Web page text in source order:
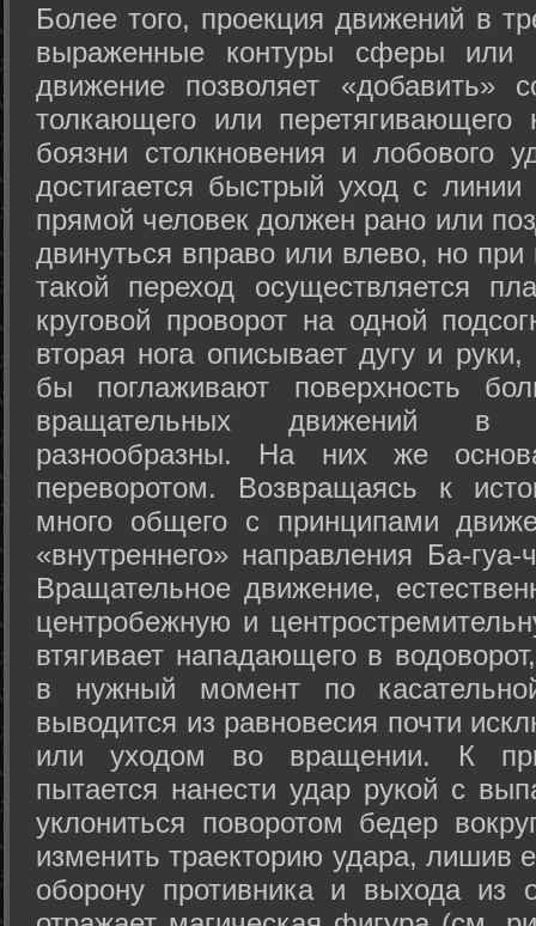
Более того, проекция движений в
выраженные контуры сферы или
движение позволяет «добавить»
толкающего или перетягивающего
боязни столкновения и лобового
достигается быстрый уход с
прямой человек должен рано или
двинуться вправо или влево, но
такой переход осуществляется
круговой проворот на одной
вторая нога описывает дугу и
бы поглаживают поверхность
вращательных движений в
разнообразны. На них же
переворотом. Возвращаясь к
много общего с принципами
«внутреннего» направления Ба-
Вращательное движение,
центробежную и
втягивает нападающего в
в нужный момент по
выводится из равновесия почти
или уходом во вращении. К
пытается нанести удар рукой с
уклониться поворотом бедер
изменить траекторию удара, лишив
оборону противника и выхода из